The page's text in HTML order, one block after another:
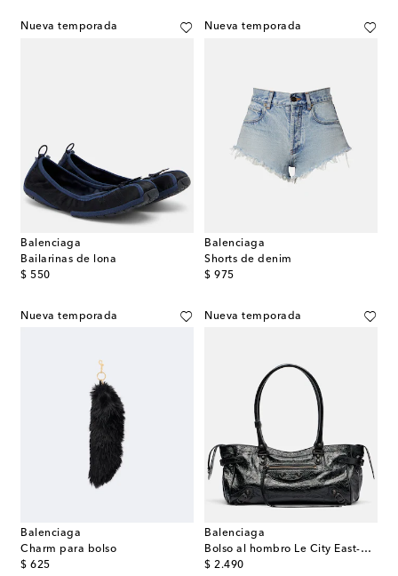
Nueva temporada
Balenciaga
Bailarinas de lona
$ 550
original price
Nueva temporada
Balenciaga
Shorts de denim
$ 975
original price
Nueva temporada
Balenciaga
Charm para bolso
$ 625
original price
Nueva temporada
Balenciaga
Bolso al hombro Le City East-West de piel
$ 2.490
original price